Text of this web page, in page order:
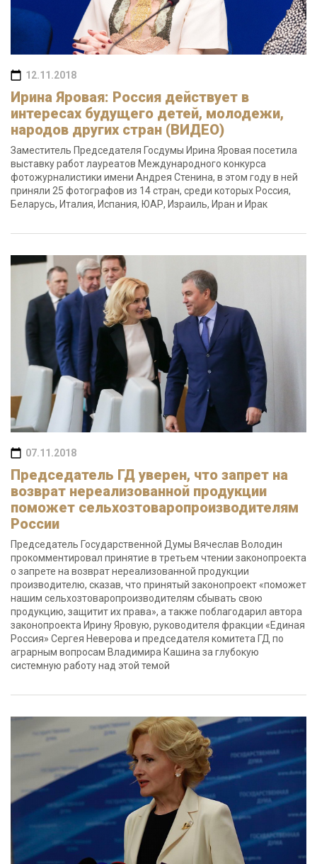
12.11.2018
Ирина Яровая: Россия действует в
интересах будущего детей, молодежи,
народов других стран (ВИДЕО)
Заместитель Председателя Госдумы Ирина Яровая посетила
выставку работ лауреатов Международного конкурса
фотожурналистики имени Андрея Стенина, в этом году в ней
приняли 25 фотографов из 14 стран, среди которых Россия,
Беларусь, Италия, Испания, ЮАР, Израиль, Иран и Ирак
07.11.2018
Председатель ГД уверен, что запрет на
возврат нереализованной продукции
поможет сельхозтоваропроизводителям
России
Председатель Государственной Думы Вячеслав Володин
прокомментировал принятие в третьем чтении законопроекта
о запрете на возврат нереализованной продукции
производителю, сказав, что принятый законопроект «поможет
нашим сельхозтоваропроизводителям сбывать свою
продукцию, защитит их права», а также поблагодарил автора
законопроекта Ирину Яровую, руководителя фракции «Единая
Россия» Сергея Неверова и председателя комитета ГД по
аграрным вопросам Владимира Кашина за глубокую
системную работу над этой темой